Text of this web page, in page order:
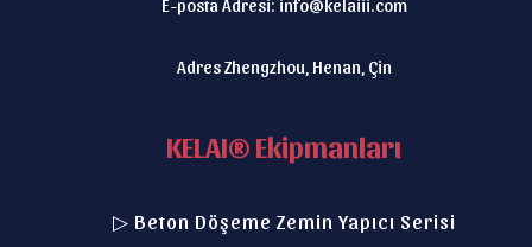
E-posta Adresi: info@kelaiii.com
Adres Zhengzhou, Henan, Çin
KELAI® Ekipmanları
▷ Beton Döşeme Zemin Yapıcı Serisi